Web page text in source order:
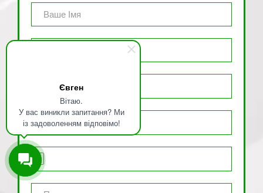
Євген
Вітаю.
У вас виникли запитання? Ми
із задоволенням відповімо!